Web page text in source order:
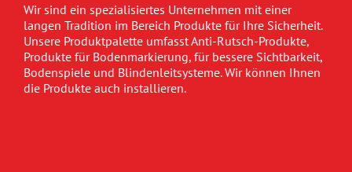
Wir sind ein spezialisiertes Unternehmen mit einer
langen Tradition im Bereich Produkte für Ihre Sicherheit.
Unsere Produktpalette umfasst Anti-Rutsch-Produkte,
Produkte für Bodenmarkierung, für bessere Sichtbarkeit,
Bodenspiele und Blindenleitsysteme. Wir können Ihnen
die Produkte auch installieren.